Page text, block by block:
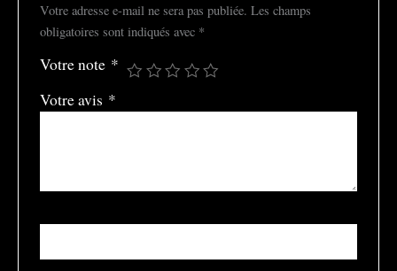
Votre adresse e-mail ne sera pas publiée. Les champs
obligatoires sont indiqués avec *
Votre note *
Votre avis *